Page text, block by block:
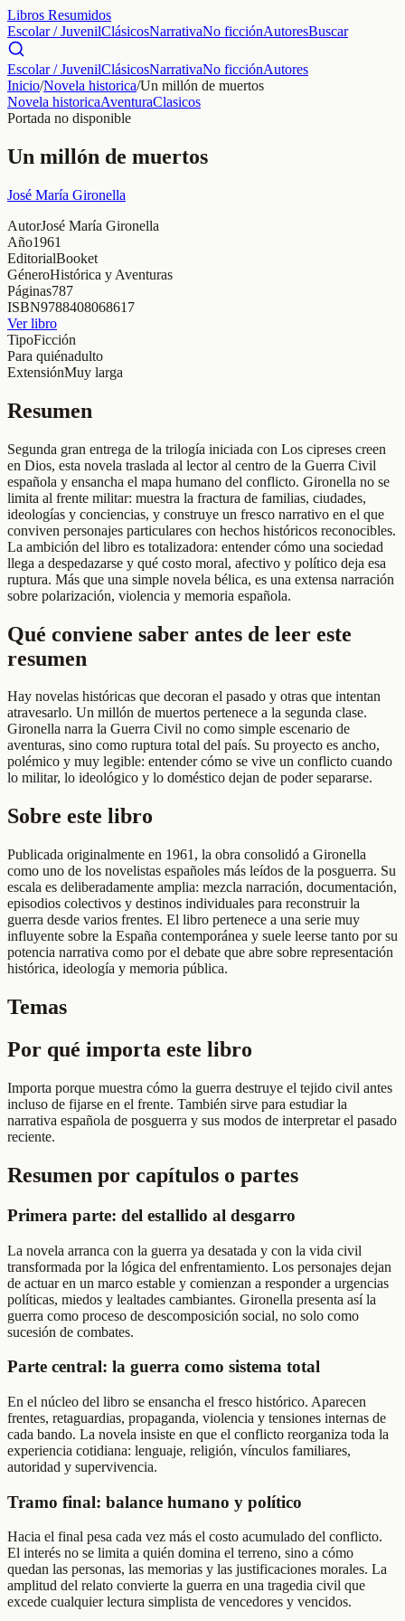
Libros Resumidos
Escolar / JuvenilClásicosNarrativaNo ficciónAutoresBuscar
Escolar / JuvenilClásicosNarrativaNo ficciónAutores
Inicio/Novela historica/Un millón de muertos
Novela historicaAventuraClasicos
Portada no disponible
Un millón de muertos
José María Gironella
AutorJosé María Gironella
Año1961
EditorialBooket
GéneroHistórica y Aventuras
Páginas787
ISBN9788408068617
Ver libro
TipoFicción
Para quiénadulto
ExtensiónMuy larga
Resumen
Segunda gran entrega de la trilogía iniciada con Los cipreses creen
en Dios, esta novela traslada al lector al centro de la Guerra Civil
española y ensancha el mapa humano del conflicto. Gironella no se
limita al frente militar: muestra la fractura de familias, ciudades,
ideologías y conciencias, y construye un fresco narrativo en el que
conviven personajes particulares con hechos históricos reconocibles.
La ambición del libro es totalizadora: entender cómo una sociedad
llega a despedazarse y qué costo moral, afectivo y político deja esa
ruptura. Más que una simple novela bélica, es una extensa narración
sobre polarización, violencia y memoria española.
Qué conviene saber antes de leer este
resumen
Hay novelas históricas que decoran el pasado y otras que intentan
atravesarlo. Un millón de muertos pertenece a la segunda clase.
Gironella narra la Guerra Civil no como simple escenario de
aventuras, sino como ruptura total del país. Su proyecto es ancho,
polémico y muy legible: entender cómo se vive un conflicto cuando
lo militar, lo ideológico y lo doméstico dejan de poder separarse.
Sobre este libro
Publicada originalmente en 1961, la obra consolidó a Gironella
como uno de los novelistas españoles más leídos de la posguerra. Su
escala es deliberadamente amplia: mezcla narración, documentación,
episodios colectivos y destinos individuales para reconstruir la
guerra desde varios frentes. El libro pertenece a una serie muy
influyente sobre la España contemporánea y suele leerse tanto por su
potencia narrativa como por el debate que abre sobre representación
histórica, ideología y memoria pública.
Temas
Por qué importa este libro
Importa porque muestra cómo la guerra destruye el tejido civil antes
incluso de fijarse en el frente. También sirve para estudiar la
narrativa española de posguerra y sus modos de interpretar el pasado
reciente.
Resumen por capítulos o partes
Primera parte: del estallido al desgarro
La novela arranca con la guerra ya desatada y con la vida civil
transformada por la lógica del enfrentamiento. Los personajes dejan
de actuar en un marco estable y comienzan a responder a urgencias
políticas, miedos y lealtades cambiantes. Gironella presenta así la
guerra como proceso de descomposición social, no solo como
sucesión de combates.
Parte central: la guerra como sistema total
En el núcleo del libro se ensancha el fresco histórico. Aparecen
frentes, retaguardias, propaganda, violencia y tensiones internas de
cada bando. La novela insiste en que el conflicto reorganiza toda la
experiencia cotidiana: lenguaje, religión, vínculos familiares,
autoridad y supervivencia.
Tramo final: balance humano y político
Hacia el final pesa cada vez más el costo acumulado del conflicto.
El interés no se limita a quién domina el terreno, sino a cómo
quedan las personas, las memorias y las justificaciones morales. La
amplitud del relato convierte la guerra en una tragedia civil que
excede cualquier lectura simplista de vencedores y vencidos.